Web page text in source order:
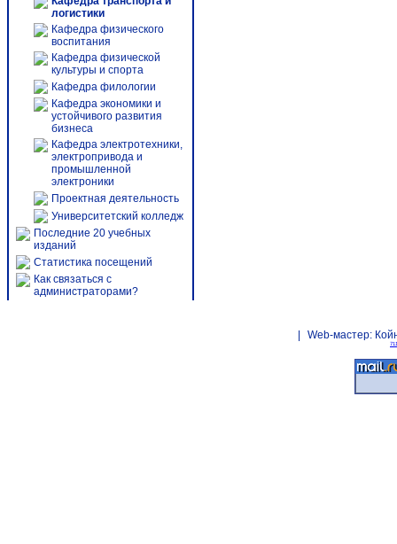
логистики
Кафедра физического
воспитания
Кафедра физической
культуры и спорта
Кафедра филологии
Кафедра экономики и
устойчивого развития
бизнеса
Кафедра электротехники,
электропривода и
промышленной
электроники
Проектная деятельность
Университетский колледж
Последние 20 учебных
изданий
Статистика посещений
Как связаться с
администраторами?
Web-мастер: